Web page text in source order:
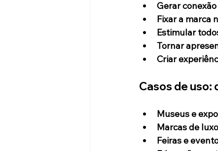
Gerar
Fixar a marca
Estimular
Tornar
Criar
Casos de uso:
Museus e
Marcas de luxo
Feiras e